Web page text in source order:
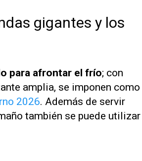
gigantes y los
para afrontar el frío; con
amplia, se imponen como
2026. Además de servir
también se puede utilizar